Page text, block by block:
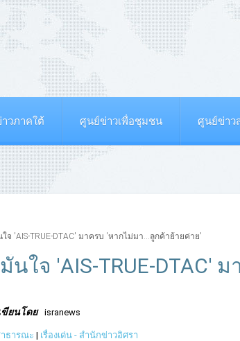
วภาคใต้ ศูนย์ข่าวเพื่อชุมชน ศูนย์ข่าว
จ 'AIS-TRUE-DTAC' มาครบ 'หากไม่มา...ลูกค้าย้ายค่าย'
ใจ 'AIS-TRUE-DTAC' ม
ขียนโดย isranews
ธารณะ | เรื่องเด่น - สำนักข่าวอิศรา